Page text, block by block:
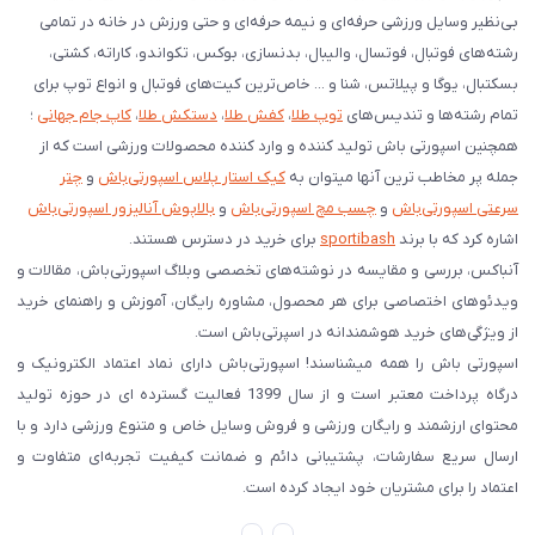
بی‌نظیر وسایل ورزشی حرفه‌ای و نیمه حرفه‌ای و حتی ورزش در خانه در تمامی
رشته‌های فوتبال، فوتسال، والیبال، بدنسازی، بوکس، تکواندو، کاراته، کشتی،
بسکتبال، یوگا و پیلاتس، شنا و ... خاص‌ترین کیت‌های فوتبال و انواع توپ برای
تمام رشته‌ها و تندیس‌های توپ طلا، کفش طلا، دستکش طلا، کاپ جام جهانی ؛
همچنین اسپورتی باش تولید کننده و وارد کننده محصولات ورزشی است که از
جمله پر مخاطب ترین آنها میتوان به کیک استار پلاس اسپورتی‌باش و چتر
سرعتی اسپورتی‌باش و چسب مچ اسپورتی‌باش و بالاپوش آنالیزور اسپورتی‌باش
اشاره کرد که با برند sportibash برای خرید در دسترس هستند.
آنباکس، بررسی‌ و مقایسه در نوشته‌های تخصصی وبلاگ اسپورتی‌باش، مقالات و
ویدئوهای اختصاصی برای هر محصول، مشاوره رایگان، آموزش و راهنمای خرید
از ویژگی‌های خرید هوشمندانه در اسپرتی‌باش است.
اسپورتی‌ باش را همه میشناسند! اسپورتی‌باش دارای نماد اعتماد الکترونیک و
درگاه پرداخت معتبر است و از سال 1399 فعالیت گسترده ای در حوزه تولید
محتوای ارزشمند و رایگان ورزشی و فروش وسایل خاص و متنوع ورزشی دارد و با
ارسال سریع سفارشات، پشتیبانی دائم و ضمانت کیفیت تجربه‌ای متفاوت و
اعتماد را برای مشتریان خود ایجاد کرده است.